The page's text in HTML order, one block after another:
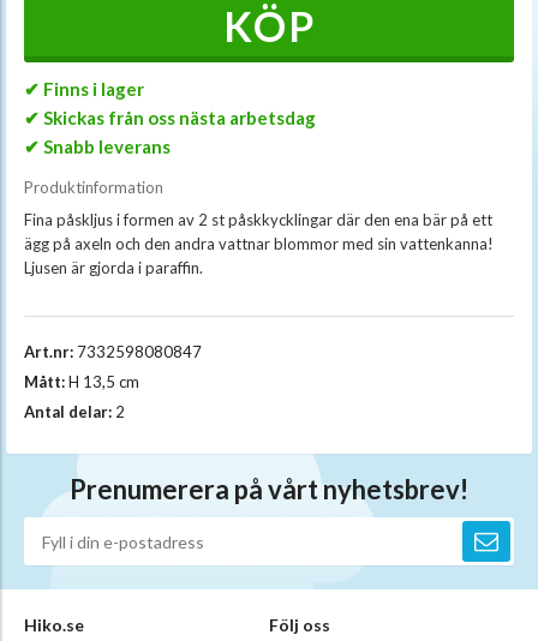
KÖP
✔ Finns i lager
✔ Skickas från oss nästa arbetsdag
✔ Snabb leverans
Produktinformation
Fina påskljus i formen av 2 st påskkycklingar där den ena bär på ett
ägg på axeln och den andra vattnar blommor med sin vattenkanna!
Ljusen är gjorda i paraffin.
Art.nr: 7332598080847
Mått:H 13,5 cm
Antal delar: 2
Prenumerera på vårt nyhetsbrev!
Hiko.se Följ oss